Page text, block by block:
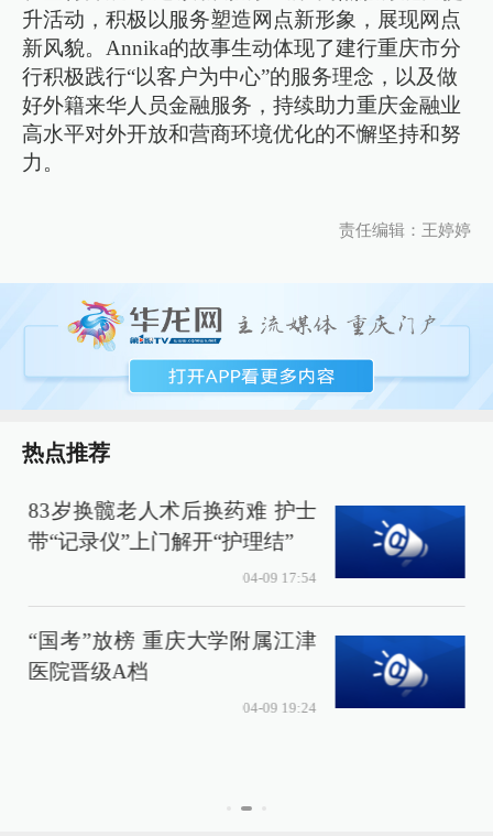
升活动，积极以服务塑造网点新形象，展现网点
新风貌。Annika的故事生动体现了建行重庆市分
行积极践行“以客户为中心”的服务理念，以及做
好外籍来华人员金融服务，持续助力重庆金融业
高水平对外开放和营商环境优化的不懈坚持和努
力。
责任编辑：王婷婷
热点推荐
83岁换髋老人术后换药难 护士
带“记录仪”上门解开“护理结”
04-09 17:54
“国考”放榜 重庆大学附属江津
医院晋级A档
04-09 19:24